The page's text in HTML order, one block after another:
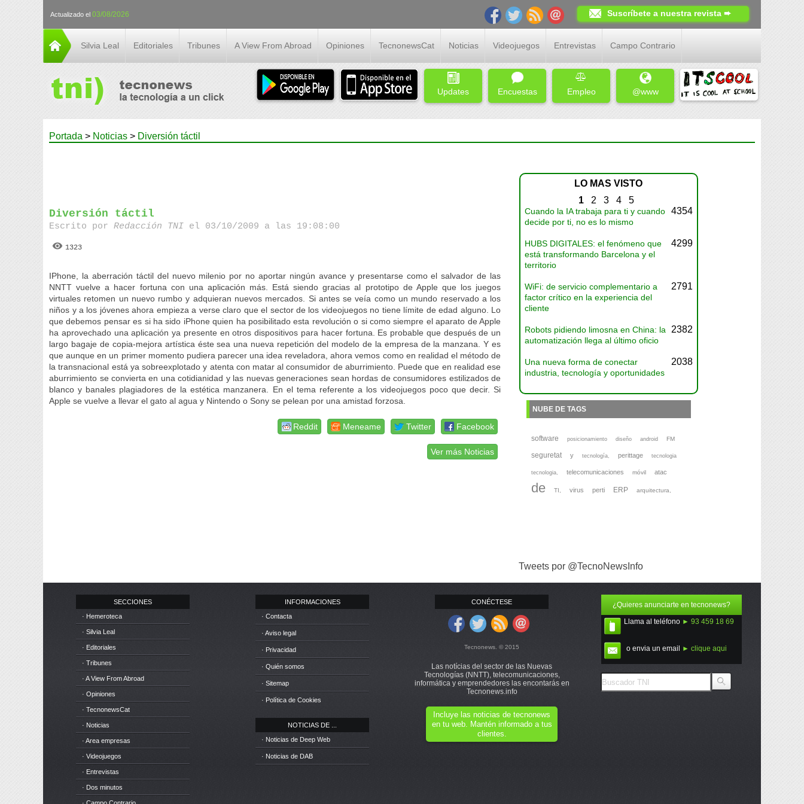
Actualizado el 03/08/2026 Suscríbete a nuestra revista ➨
Silvia Leal Editoriales Tribunes A View From Abroad Opiniones TecnonewsCat Noticias Videojuegos Entrevistas Campo Contrario
Updates Encuestas Empleo @www
Portada > Noticias > Diversión táctil
Diversión táctil
Escrito porRedacción TNI el 03/10/2009 a las 19:08:00
1323
IPhone, la aberración táctil del nuevo milenio por no aportar ningún avance y presentarse como el salvador de las
NNTT vuelve a hacer fortuna con una aplicación más. Está siendo gracias al prototipo de Apple que los juegos
virtuales retomen un nuevo rumbo y adquieran nuevos mercados. Si antes se veía como un mundo reservado a los
niños y a los jóvenes ahora empieza a verse claro que el sector de los videojuegos no tiene límite de edad alguno. Lo
que debemos pensar es si ha sido iPhone quien ha posibilitado esta revolución o si como siempre el aparato de Apple
ha aprovechado una aplicación ya presente en otros dispositivos para hacer fortuna. Es probable que después de un
largo bagaje de copia-mejora artística éste sea una nueva repetición del modelo de la empresa de la manzana. Y es
que aunque en un primer momento pudiera parecer una idea reveladora, ahora vemos como en realidad el método de
la transnacional está ya sobreexplotado y atenta con matar al consumidor de aburrimiento. Puede que en realidad ese
aburrimiento se convierta en una cotidianidad y las nuevas generaciones sean hordas de consumidores estilizados de
blanco y banales plagiadores de la estética manzanera. En el tema referente a los videojuegos poco que decir. Si
Apple se vuelve a llevar el gato al agua y Nintendo o Sony se pelean por una amistad forzosa.
Facebook
Twitter
Meneame
Reddit
Ver más Noticias
LO MAS VISTO
1 2 3 4 5
Cuando la IA trabaja para ti y cuando
decide por ti, no es lo mismo
4354
HUBS DIGITALES: el fenómeno que
está transformando Barcelona y el
territorio
4299
WiFi: de servicio complementario a
factor crítico en la experiencia del
cliente
2791
Robots pidiendo limosna en China: la
automatización llega al último oficio
2382
Una nueva forma de conectar
industria, tecnología y oportunidades
2038
NUBE DE TAGS
software posicionamiento diseño android FM
seguretat y tecnología, perittage tecnologia
tecnologia, telecomunicaciones móvil atac
de TI, virus perti ERP arquitectura,
Tweets por @TecnoNewsInfo
SECCIONES
· Hemeroteca
· Silvia Leal
· Editoriales
· Tribunes
· A View From Abroad
· Opiniones
· TecnonewsCat
· Noticias
· Area empresas
· Videojuegos
· Entrevistas
· Dos minutos
INFORMACIONES
· Contacta
· Aviso legal
· Privacidad
· Quién somos
· Sitemap
· Política de Cookies
NOTICIAS DE ...
· Noticias de Deep Web
· Noticias de DAB
CONÉCTESE
Tecnonews. © 2015
Las notícias del sector de las Nuevas
Tecnologías (NNTT), telecomunicaciones,
informática y emprendedores las encontarás en
Tecnonews.info
Incluye las noticias de tecnonews
en tu web. Mantén informado a tus
clientes.
¿Quieres anunciarte en tecnonews?
Llama al teléfono ► 93 459 18 69
o envia un email ► clique aqui